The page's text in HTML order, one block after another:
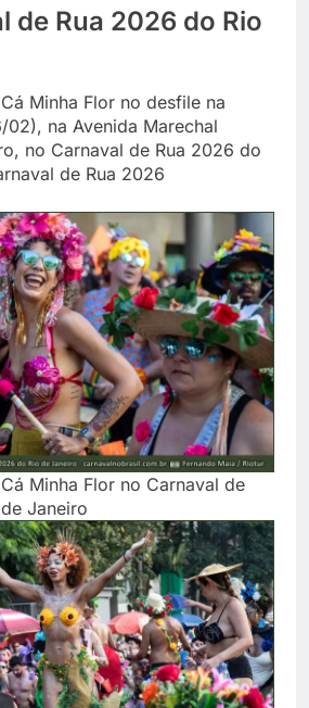
de Rua 2026 do Rio
Minha Flor no desfile na
02), na Avenida Marechal
no Carnaval de Rua 2026 do
de Rua 2026
Minha Flor no Carnaval de
Janeiro